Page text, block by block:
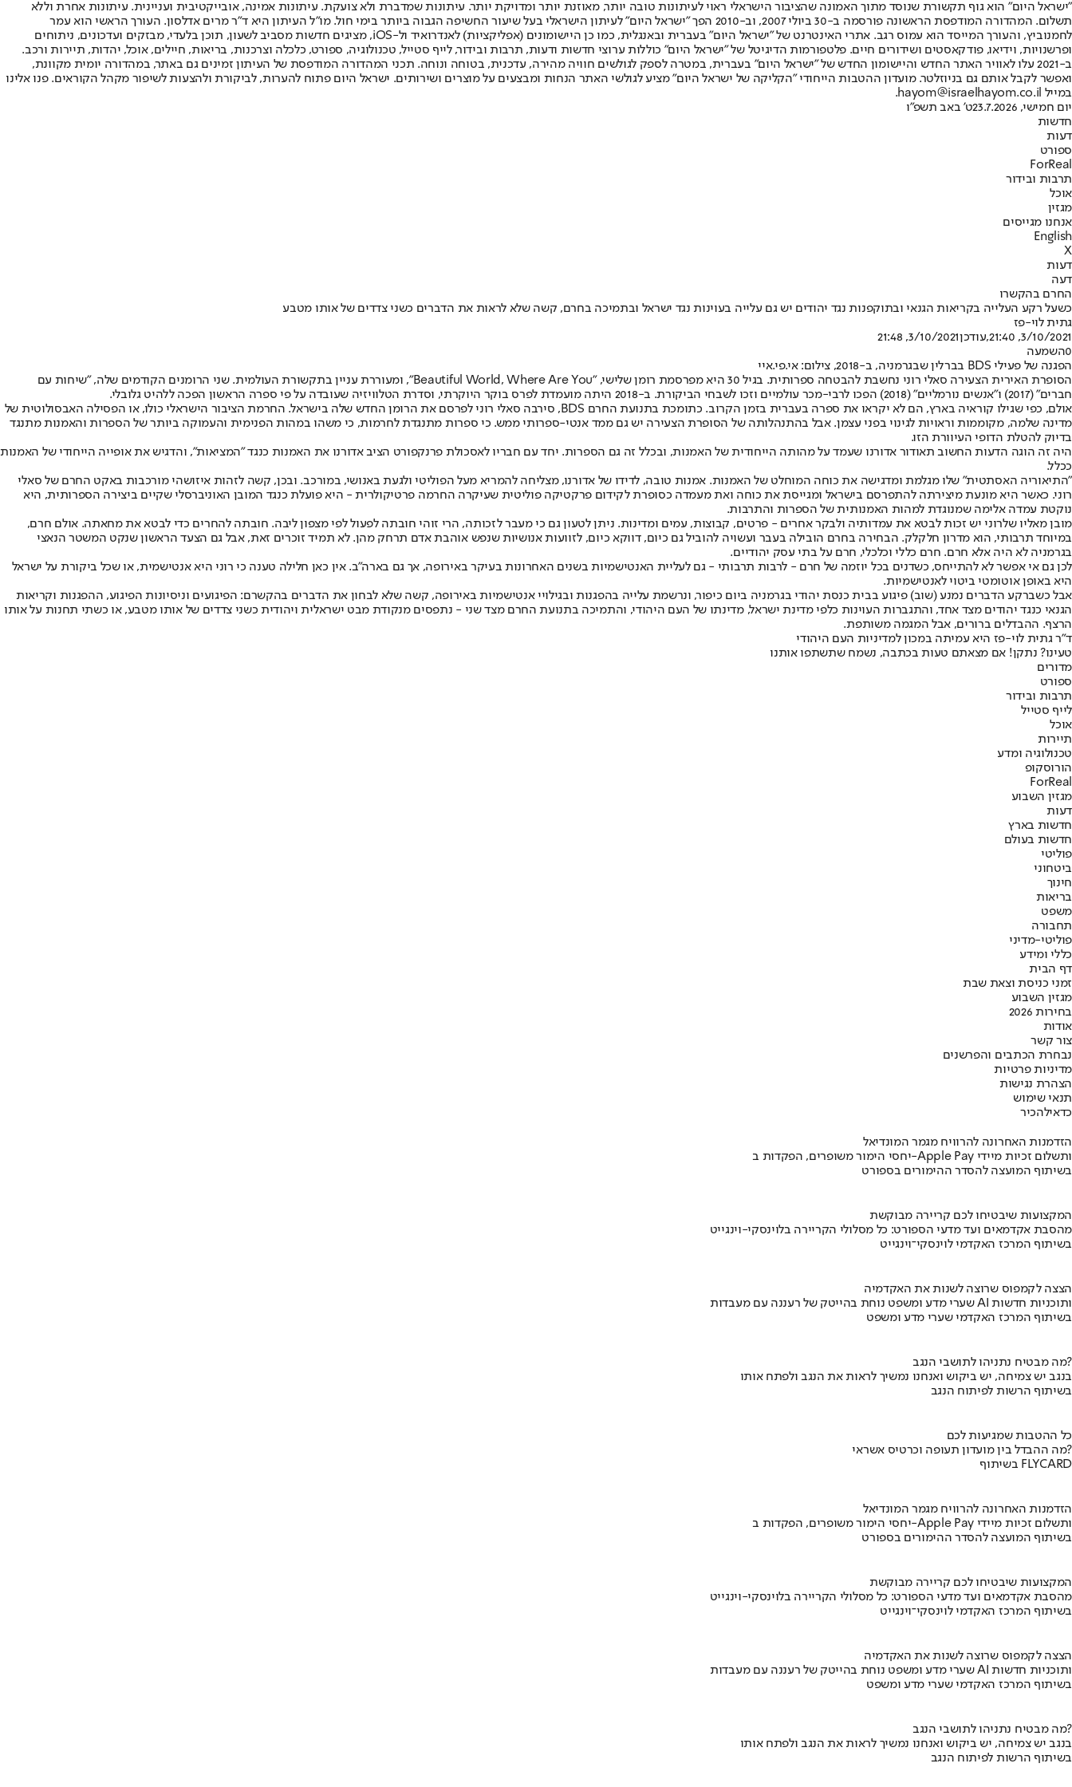
"ישראל היום" הוא גוף תקשורת שנוסד מתוך האמונה שהציבור הישראלי ראוי לעיתונות טובה יותר, מאוזנת יותר ומדויקת יותר. עיתונות שמדברת ולא צועקת. עיתונות אמינה, אובייקטיבית ועניינית. עיתונות אחרת וללא
תשלום. המהדורה המודפסת הראשונה פורסמה ב-30 ביולי 2007, וב-2010 הפך "ישראל היום" לעיתון הישראלי בעל שיעור החשיפה הגבוה ביותר בימי חול. מו"ל העיתון היא ד"ר מרים אדלסון. העורך הראשי הוא עמר
לחמנוביץ, והעורך המייסד הוא עמוס רגב. אתרי האינטרנט של "ישראל היום" בעברית ובאנגלית, כמו כן היישומונים (אפליקציות) לאנדרואיד ול-iOS, מציגים חדשות מסביב לשעון, תוכן בלעדי, מבזקים ועדכונים, ניתוחים
ופרשנויות, וידיאו, פודקאסטים ושידורים חיים. פלטפורמות הדיגיטל של "ישראל היום" כוללות ערוצי חדשות ודעות, תרבות ובידור, לייף סטייל, טכנולוגיה, ספורט, כלכלה וצרכנות, בריאות, חיילים, אוכל, יהדות, תיירות ורכב.
ב-2021 עלו לאוויר האתר החדש והיישומון החדש של "ישראל היום" בעברית, במטרה לספק לגולשים חוויה מהירה, עדכנית, בטוחה ונוחה. תכני המהדורה המודפסת של העיתון זמינים גם באתר, במהדורה יומית מקוונת,
ואפשר לקבל אותם גם בניוזלטר. מועדון ההטבות הייחודי "הקליקה של ישראל היום" מציע לגולשי האתר הנחות ומבצעים על מוצרים ושירותים. ישראל היום פתוח להערות, לביקורת ולהצעות לשיפור מקהל הקוראים. פנו אלינו
במייל hayom@israelhayom.co.il.
יום חמישי, 23.7.2026
ט' באב תשפ"ו
חדשות
דעות
ספורט
ForReal
תרבות ובידור
אוכל
מגזין
אנחנו מגייסים
English
X
דעות
דעה
החרם בהקשרו
כשעל רקע העלייה בקריאות הגנאי ובתוקפנות נגד יהודים יש גם עלייה בעוינות נגד ישראל ובתמיכה בחרם, קשה שלא לראות את הדברים כשני צדדים של אותו מטבע
גתית לוי-פז
3/10/2021, 21:40
,עודכן3/10/2021, 21:48
0השמעה
הפגנה של פעילי BDS בברלין שבגרמניה, ב-2018, צילום: אי.פי.איי
הסופרת האירית הצעירה סאלי רוני נחשבת להבטחה ספרותית. בגיל 30 היא מפרסמת רומן שלישי, "Beautiful World, Where Are You", ומעוררת עניין בתקשורת העולמית. שני הרומנים הקודמים שלה, "שיחות עם
חברים" (2017) ו"אנשים נורמליים" (2018) הפכו לרבי-מכר עולמיים וזכו לשבחי הביקורת. ב-2018 היתה מועמדת לפרס בוקר היוקרתי, וסדרת הטלוויזיה שעובדה על פי ספרה הראשון הפכה ללהיט גלובלי.
אולם, כפי שגילו קוראיה בארץ, הם לא יקראו את ספרה בעברית בזמן הקרוב. כתומכת בתנועת החרם BDS, סירבה סאלי רוני לפרסם את הרומן החדש שלה בישראל. החרמת הציבור הישראלי כולו, או הפסילה האבסולוטית של
מדינה שלמה, מקוממות וראויות לגינוי בפני עצמן. אבל בהתנהלותה של הסופרת הצעירה יש גם ממד אנטי-ספרותי ממש. כי ספרות מתנגדת לחרמות, כי משהו במהות הפנימית והעמוקה ביותר של הספרות והאמנות מתנגד
בדיוק להטלת הדופי העיוורת הזו.
היה זה הוגה הדעות החשוב תאודור אדורנו שעמד על מהותה הייחודית של האמנות, ובכלל זה גם הספרות. יחד עם חבריו לאסכולת פרנקפורט הציב אדורנו את האמנות כנגד "המציאות", והדגיש את אופייה הייחודי של האמנות
ככלל.
"התיאוריה האסתטית" שלו מגלמת ומדגישה את כוחה המוחלט של האמנות. אמנות טובה, לדידו של אדורנו, מצליחה להמריא מעל הפוליטי ולגעת באנושי, במורכב. ובכן, קשה לזהות איזושהי מורכבות באקט החרם של סאלי
רוני. כאשר היא מונעת מיצירתה להתפרסם בישראל ומגייסת את כוחה ואת מעמדה כסופרת לקידום פרקטיקה פוליטית שעיקרה החרמה פרטיקולרית - היא פועלת כנגד המובן האוניברסלי שקיים ביצירה הספרותית, היא
נוקטת עמדה אלימה שמנוגדת למהות האמנותית של הספרות והתרבות.
מובן מאליו שלרוני יש זכות לבטא את עמדותיה ולבקר אחרים - פרטים, קבוצות, עמים ומדינות. ניתן לטעון גם כי מעבר לזכותה, הרי זוהי חובתה לפעול לפי מצפון ליבה. חובתה להחרים כדי לבטא את מחאתה. אולם חרם,
במיוחד תרבותי, הוא מדרון חלקלק. הבחירה בחרם הובילה בעבר ועשויה להוביל גם כיום, דווקא כיום, לזוועות אנושיות שנפש אוהבת אדם תרחק מהן. לא תמיד זוכרים זאת, אבל גם הצעד הראשון שנקט המשטר הנאצי
בגרמניה לא היה אלא חרם. חרם כללי וכלכלי, חרם על בתי עסק יהודיים.
לכן גם אי אפשר לא להתייחס, כשדנים בכל יוזמה של חרם - לרבות תרבותי - גם לעליית האנטישמיות בשנים האחרונות בעיקר באירופה, אך גם בארה"ב. אין כאן חלילה טענה כי רוני היא אנטישמית, או שכל ביקורת על ישראל
היא באופן אוטומטי ביטוי לאנטישמיות.
אבל כשברקע הדברים נמנע (שוב) פיגוע בבית כנסת יהודי בגרמניה ביום כיפור, ונרשמת עלייה בהפגנות ובגילויי אנטישמיות באירופה, קשה שלא לבחון את הדברים בהקשרם: הפיגועים וניסיונות הפיגוע, ההפגנות וקריאות
הגנאי כנגד יהודים מצד אחד, והתגברות העוינות כלפי מדינת ישראל, מדינתו של העם היהודי, והתמיכה בתנועת החרם מצד שני - נתפסים מנקודת מבט ישראלית ויהודית כשני צדדים של אותו מטבע, או כשתי תחנות על אותו
הרצף. ההבדלים ברורים, אבל המגמה משותפת.
ד"ר גתית לוי-פז היא עמיתה במכון למדיניות העם היהודי
טעינו? נתקן! אם מצאתם טעות בכתבה, נשמח שתשתפו אותנו
מדורים
ספורט
תרבות ובידור
לייף סטייל
אוכל
תיירות
טכנולוגיה ומדע
הורוסקופ
ForReal
מגזין השבוע
דעות
חדשות בארץ
חדשות בעולם
פוליטי
ביטחוני
חינוך
בריאות
משפט
תחבורה
פוליטי-מדיני
כללי ומידע
דף הבית
זמני כניסת וצאת שבת
מגזין השבוע
בחירות 2026
אודות
צור קשר
נבחרת הכתבים והפרשנים
מדיניות פרטיות
הצהרת נגישות
תנאי שימוש
כדאילהכיר
הזדמנות האחרונה להרוויח מגמר המונדיאל
יחסי הימור משופרים, הפקדות ב-Apple Pay ותשלום זכיות מיידי
בשיתוף המועצה להסדר ההימורים בספורט
המקצועות שיבטיחו לכם קריירה מבוקשת
מהסבת אקדמאים ועד מדעי הספורט: כל מסלולי הקריירה בלוינסקי-וינגייט
בשיתוף המרכז האקדמי לוינסקי־וינגייט
הצצה לקמפוס שרוצה לשנות את האקדמיה
שערי מדע ומשפט נוחת בהייטק של רעננה עם מעבדות AI ותוכניות חדשות
בשיתוף המרכז האקדמי שערי מדע ומשפט
מה מבטיח נתניהו לתושבי הנגב?
בנגב יש צמיחה, יש ביקוש ואנחנו נמשיך לראות את הנגב ולפתח אותו
בשיתוף הרשות לפיתוח הנגב
כל ההטבות שמגיעות לכם
מה ההבדל בין מועדון תעופה וכרטיס אשראי?
בשיתוף FLYCARD
הזדמנות האחרונה להרוויח מגמר המונדיאל
יחסי הימור משופרים, הפקדות ב-Apple Pay ותשלום זכיות מיידי
בשיתוף המועצה להסדר ההימורים בספורט
המקצועות שיבטיחו לכם קריירה מבוקשת
מהסבת אקדמאים ועד מדעי הספורט: כל מסלולי הקריירה בלוינסקי-וינגייט
בשיתוף המרכז האקדמי לוינסקי־וינגייט
הצצה לקמפוס שרוצה לשנות את האקדמיה
שערי מדע ומשפט נוחת בהייטק של רעננה עם מעבדות AI ותוכניות חדשות
בשיתוף המרכז האקדמי שערי מדע ומשפט
מה מבטיח נתניהו לתושבי הנגב?
בנגב יש צמיחה, יש ביקוש ואנחנו נמשיך לראות את הנגב ולפתח אותו
בשיתוף הרשות לפיתוח הנגב